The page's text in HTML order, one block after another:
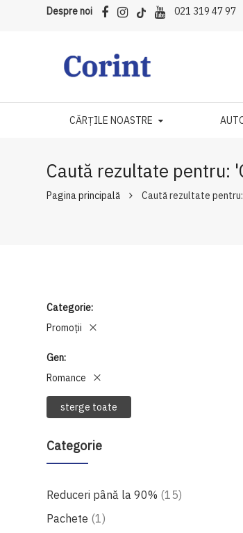
Despre noi 021 319 47 97
CĂRȚILE NOASTRE
Caută rezultate pentru:
Pagina principală Caută rezultate
Categorie
Promoții
Gen
Romance
sterge toate
Categorie
Reduceri până la 90% 15produse
Pachete 1produs